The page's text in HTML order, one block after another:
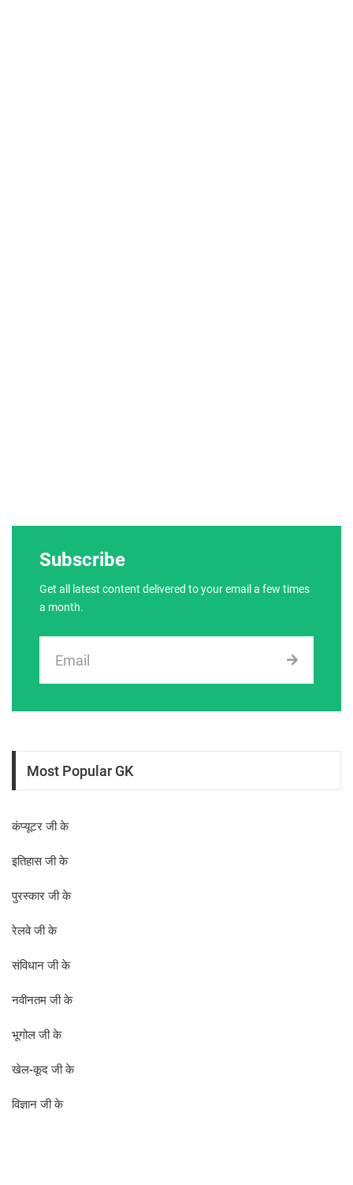
Subscribe
Get all latest content delivered to your email a few times
a month.
Most Popular GK
कंप्यूटर जी के
इतिहास जी के
पुरस्कार जी के
रेलवे जी के
संविधान जी के
नवीनतम जी के
भूगोल जी के
खेल-कूद जी के
विज्ञान जी के